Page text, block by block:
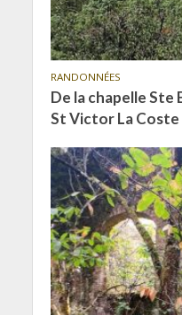
RANDONNÉES
De la chapelle Ste
St Victor La Coste